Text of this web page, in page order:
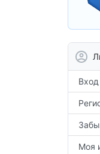
Вход
Моя